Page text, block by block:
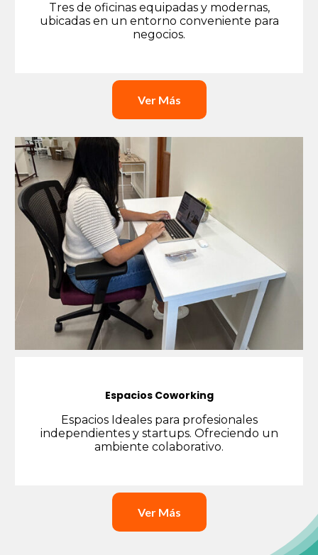
Tres de oficinas equipadas y modernas,
ubicadas en un entorno conveniente para
negocios.
Ver Más
Espacios Coworking
Espacios Ideales para profesionales
independientes y startups. Ofreciendo un
ambiente colaborativo.
Ver Más